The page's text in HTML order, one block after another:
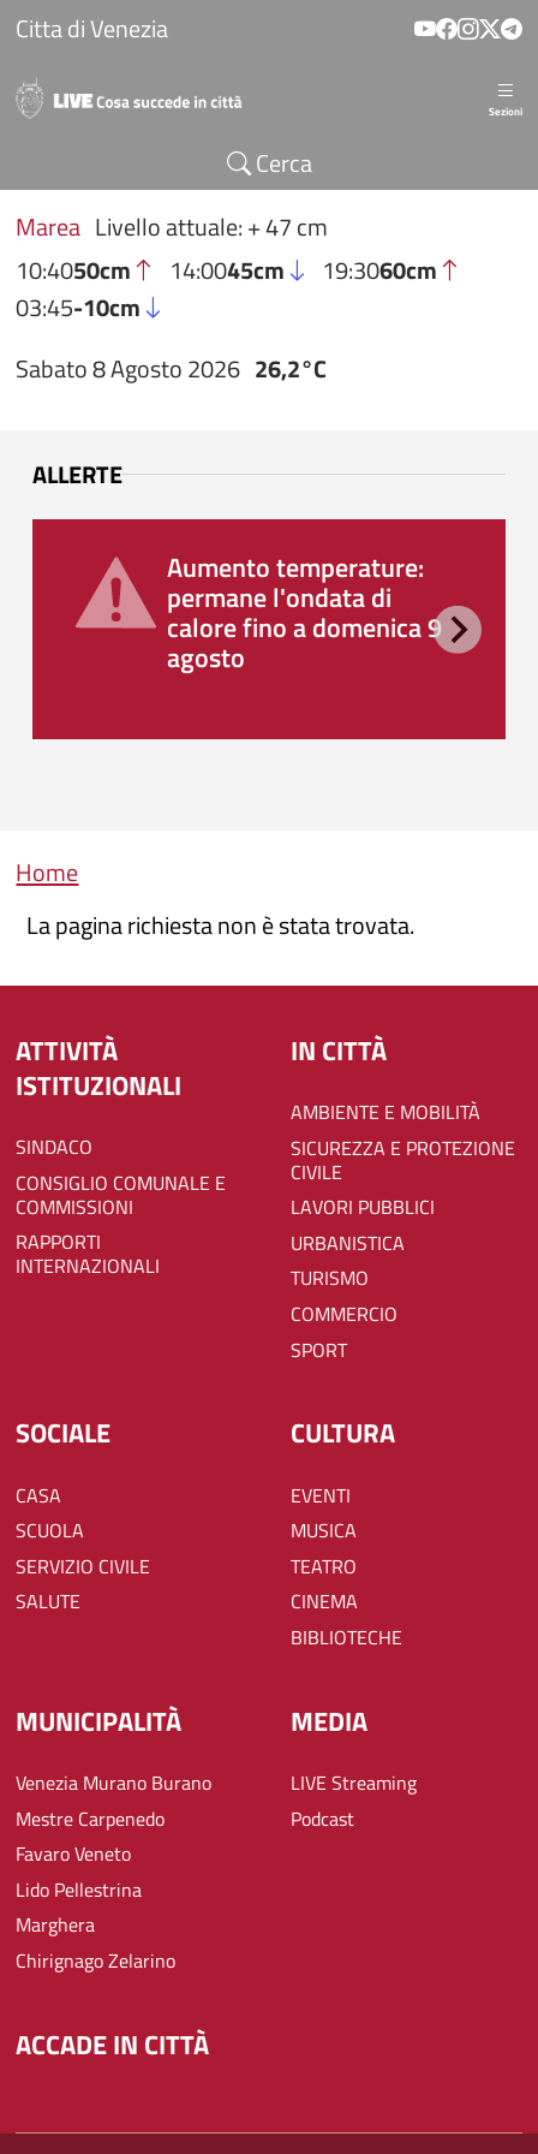
Salta al contenuto principale
Citta di Venezia
Sezioni
Cerca
Marea Livello attuale: + 47 cm
10:4050cm 14:0045cm 19:3060cm
03:45-10cm
Sabato 8 Agosto 2026 26,2°C
ALLERTE
Aumento temperature:
permane l'ondata di
calore fino a domenica 9
agosto
Briciole di pane
Home
La pagina richiesta non è stata trovata.
ATTIVITÀ
ISTITUZIONALI
SINDACO
CONSIGLIO COMUNALE E
COMMISSIONI
RAPPORTI
INTERNAZIONALI
IN CITTÀ
AMBIENTE E MOBILITÀ
SICUREZZA E PROTEZIONE
CIVILE
LAVORI PUBBLICI
URBANISTICA
TURISMO
COMMERCIO
SPORT
SOCIALE
CASA
SCUOLA
SERVIZIO CIVILE
SALUTE
CULTURA
EVENTI
MUSICA
TEATRO
CINEMA
BIBLIOTECHE
MUNICIPALITÀ
Venezia Murano Burano
Mestre Carpenedo
Favaro Veneto
Lido Pellestrina
Marghera
Chirignago Zelarino
MEDIA
LIVE Streaming
Podcast
ACCADE IN CITTÀ